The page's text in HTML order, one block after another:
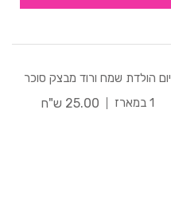
יום הולדת שמח ורוד מבצק סוכר
1 במארז
25.00 ש"ח